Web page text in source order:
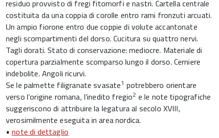
residuo provvisto di fregi fitomorfi e nastri. Cartella centrale
costituita da una coppia di corolle entro rami fronzuti arcuati.
Un ampio fiorone entro due coppie di volute accantonate
negli scompartimenti del dorso. Cucitura su quattro nervi.
Tagli dorati. Stato di conservazione: mediocre. Materiale di
copertura parzialmente scomparso lungo il dorso. Cerniere
indebolite. Angoli ricurvi.
Se le palmette filigranate svasate1 potrebbero orientare
verso l’origine romana, l’inedito fregio2 e le note tipografiche
suggeriscono di attribuire la legatura al secolo XVIII,
verosimilmente eseguita in area nordica.
•note di dettaglio